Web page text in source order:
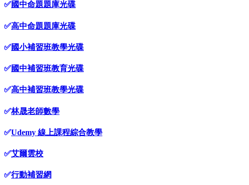
✅國中命題題庫光碟
✅高中命題題庫光碟
✅國小補習班教學光碟
✅國中補習班教育光碟
✅高中補習班教學光碟
✅林晟老師數學
✅Udemy 線上課程綜合教學
✅艾爾雲校
✅行動補習網